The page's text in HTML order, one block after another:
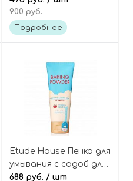
антивозрастная
Lift&nourish cleansing
900 руб.
Подробнее
Etude House Пенка для
умывания с содой для
глубокого очищения
688 руб. / шт